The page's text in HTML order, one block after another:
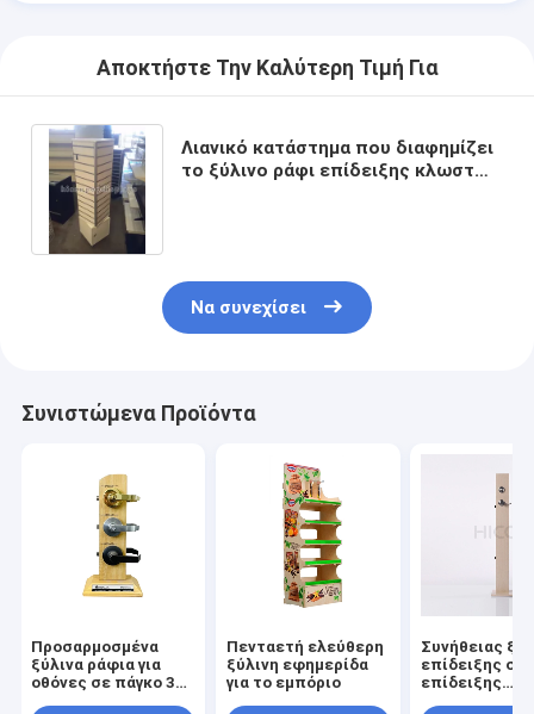
Αποκτήστε Την Καλύτερη Τιμή Για
Λιανικό κατάστημα που διαφημίζει
το ξύλινο ράφι επίδειξης κλωστών
Να συνεχίσει
Συνιστώμενα Προϊόντα
Προσαρμοσμένα
ξύλινα ράφια για
οθόνες σε πάγκο 3
Πενταετή ελεύθερη
ξύλινη εφημερίδα
για το εμπόριο
Συνήθειας
επίδειξης
επίδειξης